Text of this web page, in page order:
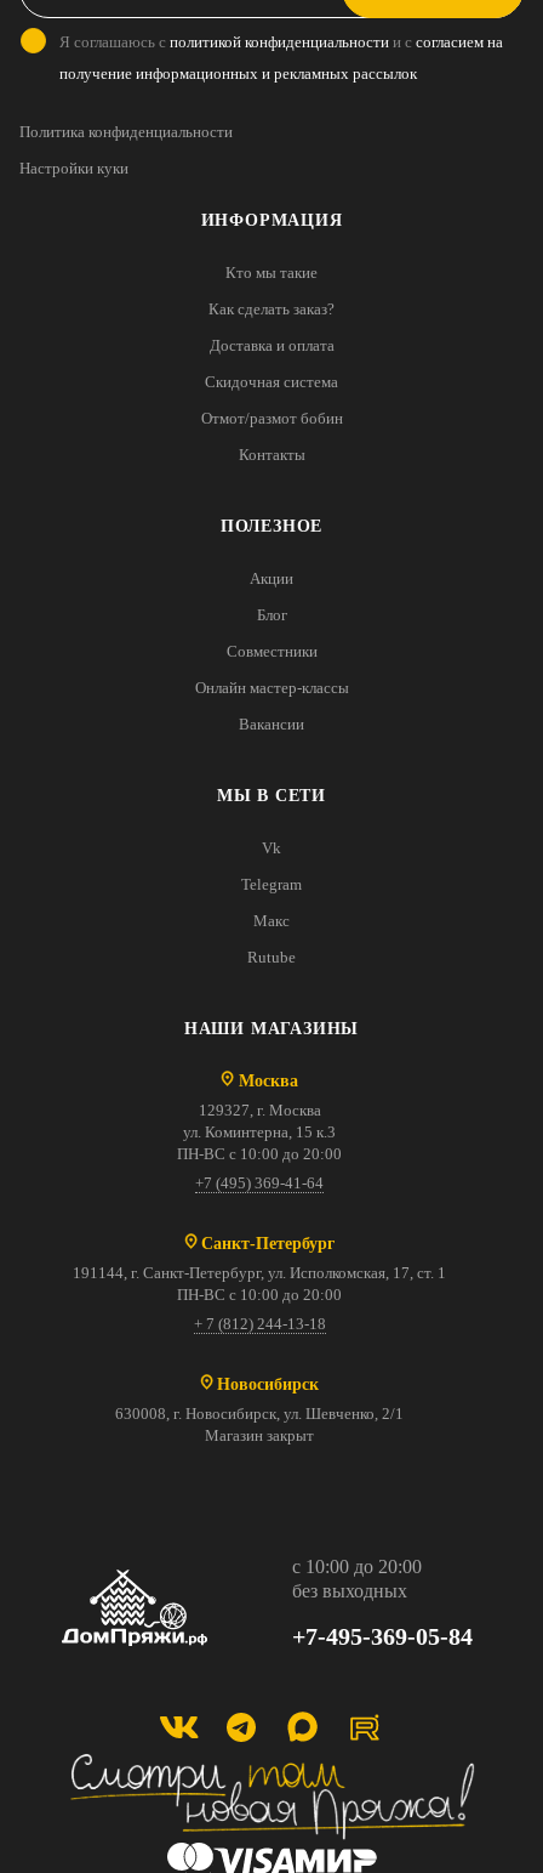
ИНФОРМАЦИЯ
Кто мы такие
Как сделать заказ?
Доставка и оплата
Скидочная система
Отмот/размот бобин
Контакты
ПОЛЕЗНОЕ
Акции
Блог
Совместники
Онлайн мастер-классы
Вакансии
МЫ В СЕТИ
Vk
Telegram
Макс
Rutube
НАШИ МАГАЗИНЫ
Москва
129327, г. Москва
ул. Коминтерна, 15 к.3
ПН-ВС с 10:00 до 20:00
+7 (495) 369-41-64
Санкт-Петербург
191144, г. Санкт-Петербург, ул. Исполкомская, 17, ст. 1
ПН-ВС с 10:00 до 20:00
+ 7 (812) 244-13-18
Новосибирск
630008, г. Новосибирск, ул. Шевченко, 2/1
Магазин закрыт
с 10:00 до 20:00
без выходных
+7-495-369-05-84
Я соглашаюсь с политикой конфиденциальности и с согласием на
получение информационных и рекламных рассылок
Политика конфиденциальности
Настройки куки